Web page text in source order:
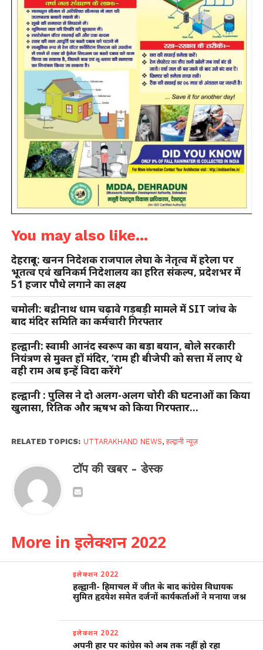
You may also like...
देहरादून: खनन निदेशक राजपाल लेघा के नेतृत्व में हरेला पर
भूतत्व एवं खनिकर्म निदेशालय का हरित संकल्प, प्रदेशभर में
51 हजार पौधे लगाने का लक्ष्य
चमोली: बद्रीनाथ धाम चढ़ावे गड़बड़ी मामले में SIT जांच के
बाद मंदिर समिति का कर्मचारी गिरफ्तार
हल्द्वानी: स्वामी आनंद स्वरूप का बड़ा बयान, बोले सरकारी
नियंत्रण से मुक्त हों मंदिर, ‘राम ही बीजेपी को सत्ता में लाए थे
वही राम अब इन्हें विदा करेंगे’
हल्द्वानी : पुलिस ने दो अलग-अलग चोरी की घटनाओं का किया
खुलासा, रितिक और ऋषभ को किया गिरफ्तार…
RELATED TOPICS: UTTARAKHAND NEWS,हल्द्वानी न्यूज़
टॉप की खबर - डेस्क
More in इलेक्शन 2022
इलेक्शन 2022
हल्द्वानी- हिमाचल में जीत के बाद कांग्रेस विधायक
सुमित हृदयेश समेत दर्जनों कार्यकर्ताओं ने मनाया जश्न
इलेक्शन 2022
अपनी हार पर कांग्रेस को अब तक नहीं हो रहा